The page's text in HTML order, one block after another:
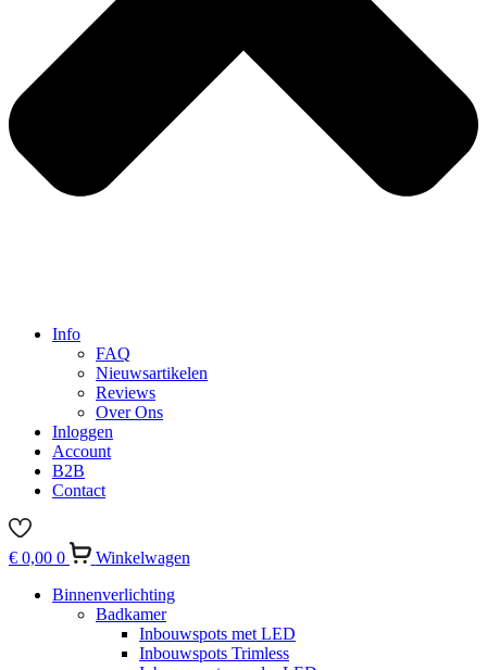
Info
FAQ
Nieuwsartikelen
Reviews
Over Ons
Inloggen
Account
B2B
Contact
€ 0,00 0
Winkelwagen
Binnenverlichting
Badkamer
Inbouwspots met LED
Inbouwspots Trimless